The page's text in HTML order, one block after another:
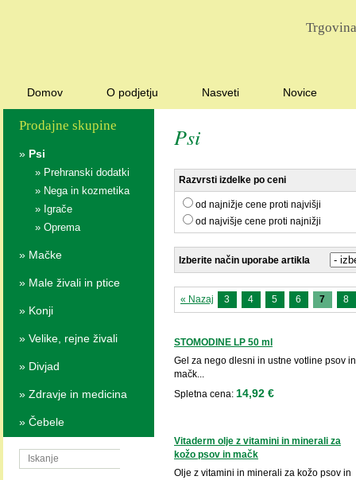
Domov O podjetju Nasveti Novice
Prodajne skupine
» Psi
» Prehranski dodatki
» Nega in kozmetika
» Igrače
» Oprema
» Mačke
» Male živali in ptice
» Konji
» Velike, rejne živali
» Divjad
» Zdravje in medicina
» Čebele
Psi
Razvrsti izdelke po ceni
od najnižje cene proti najvišji
od najvišje cene proti najnižji
Izberite način uporabe artikla
« Nazaj 3 4 5 6 7 8
STOMODINE LP 50 ml
Gel za nego dlesni in ustne votline psov in
mačk...
Spletna cena: 14,92 €
Vitaderm olje z vitamini in minerali za
kožo psov in mačk
Olje z vitamini in minerali za kožo psov in